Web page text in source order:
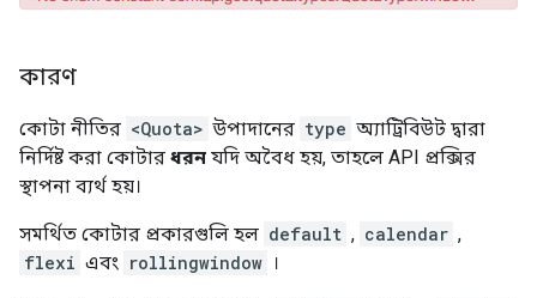
কারণ
কোটা নীতির <Quota> উপাদানের type অ্যাট্রিবিউট দ্বারা
নির্দিষ্ট করা কোটার ধরন যদি অবৈধ হয়, তাহলে API প্রক্সির
স্থাপনা ব্যর্থ হয়।
সমর্থিত কোটার প্রকারগুলি হল default , calendar ,
flexi এবং rollingwindow ।